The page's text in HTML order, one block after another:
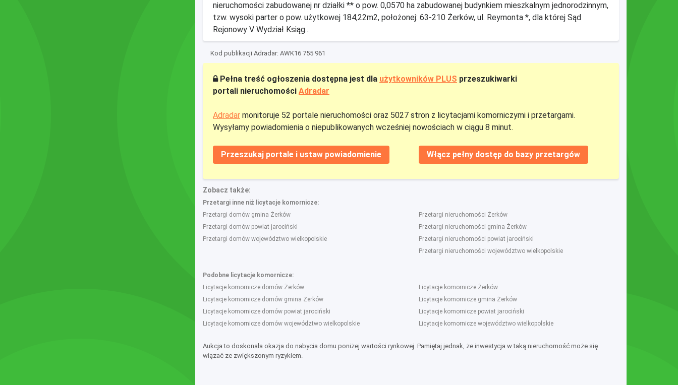
nieruchomości zabudowanej nr działki ** o pow. 0,0570 ha zabudowanej budynkiem mieszkalnym jednorodzinnym,
tzw. wysoki parter o pow. użytkowej 184,22m2, położonej: 63-210 Żerków, ul. Reymonta *, dla której Sąd
Rejonowy V Wydział Ksiąg...
Kod publikacji Adradar: AWK16 755 961
Pełna treść ogłoszenia dostępna jest dla użytkowników PLUS przeszukiwarki
portali nieruchomości Adradar
Adradar monitoruje 52 portale nieruchomości oraz 5027 stron z licytacjami komorniczymi i przetargami.
Wysyłamy powiadomienia o niepublikowanych wcześniej nowościach w ciągu 8 minut.
Przeszukaj portale i ustaw powiadomienie Włącz pełny dostęp do bazy przetargów
Zobacz także:
Przetargi inne niż licytacje komornicze:
Przetargi domów gmina Żerków
Przetargi domów powiat jarociński
Przetargi domów województwo wielkopolskie
Przetargi nieruchomości Żerków
Przetargi nieruchomości gmina Żerków
Przetargi nieruchomości powiat jarociński
Przetargi nieruchomości województwo wielkopolskie
Podobne licytacje komornicze:
Licytacje komornicze domów Żerków
Licytacje komornicze domów gmina Żerków
Licytacje komornicze domów powiat jarociński
Licytacje komornicze domów województwo wielkopolskie
Licytacje komornicze Żerków
Licytacje komornicze gmina Żerków
Licytacje komornicze powiat jarociński
Licytacje komornicze województwo wielkopolskie
Aukcja to doskonała okazja do nabycia domu poniżej wartości rynkowej. Pamiętaj jednak, że inwestycja w taką nieruchomość może się
wiązać ze zwiększonym ryzykiem.